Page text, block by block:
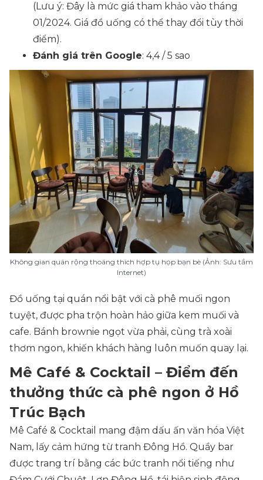
(Lưu ý: Đây là mức giá tham khảo vào tháng
01/2024. Giá đồ uống có thể thay đổi tùy thời
điểm).
Đánh giá trên Google: 4,4 / 5 sao
Không gian quán rộng thoáng thích hợp tụ họp bạn bè (Ảnh: Sưu tầm
Internet)
Đồ uống tại quán nổi bật với cà phê muối ngon
tuyệt, được pha trộn hoàn hảo giữa kem muối và
cafe. Bánh brownie ngọt vừa phải, cùng trà xoài
thơm ngon, khiến khách hàng luôn muốn quay lại.
Mê Café & Cocktail – Điểm đến
thưởng thức cà phê ngon ở Hồ
Trúc Bạch
Mê Café & Cocktail mang đậm dấu ấn văn hóa Việt
Nam, lấy cảm hứng từ tranh Đông Hồ. Quầy bar
được trang trí bằng các bức tranh nổi tiếng như